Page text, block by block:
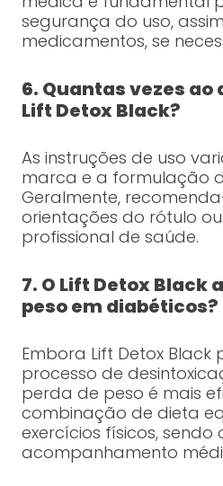
segurança do uso,
medicamentos, se
6. Quantas vezes ao
Lift Detox Black?
As instruções de uso
marca e a formulação
Geralmente,
orientações do rótulo
profissional de saúde.
7. O Lift Detox Black
peso em diabéticos?
Embora Lift Detox Black
processo de
perda de peso é mais
combinação de dieta
exercícios físicos, sendo
acompanhamento